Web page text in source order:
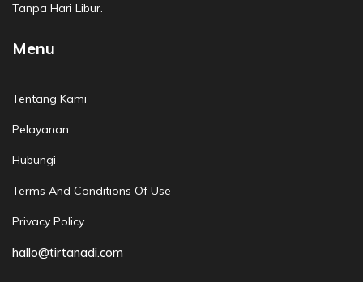
Tanpa Hari Libur.
Menu
Tentang Kami
Pelayanan
Hubungi
Terms And Conditions Of Use
Privacy Policy
hallo@tirtanadi.com